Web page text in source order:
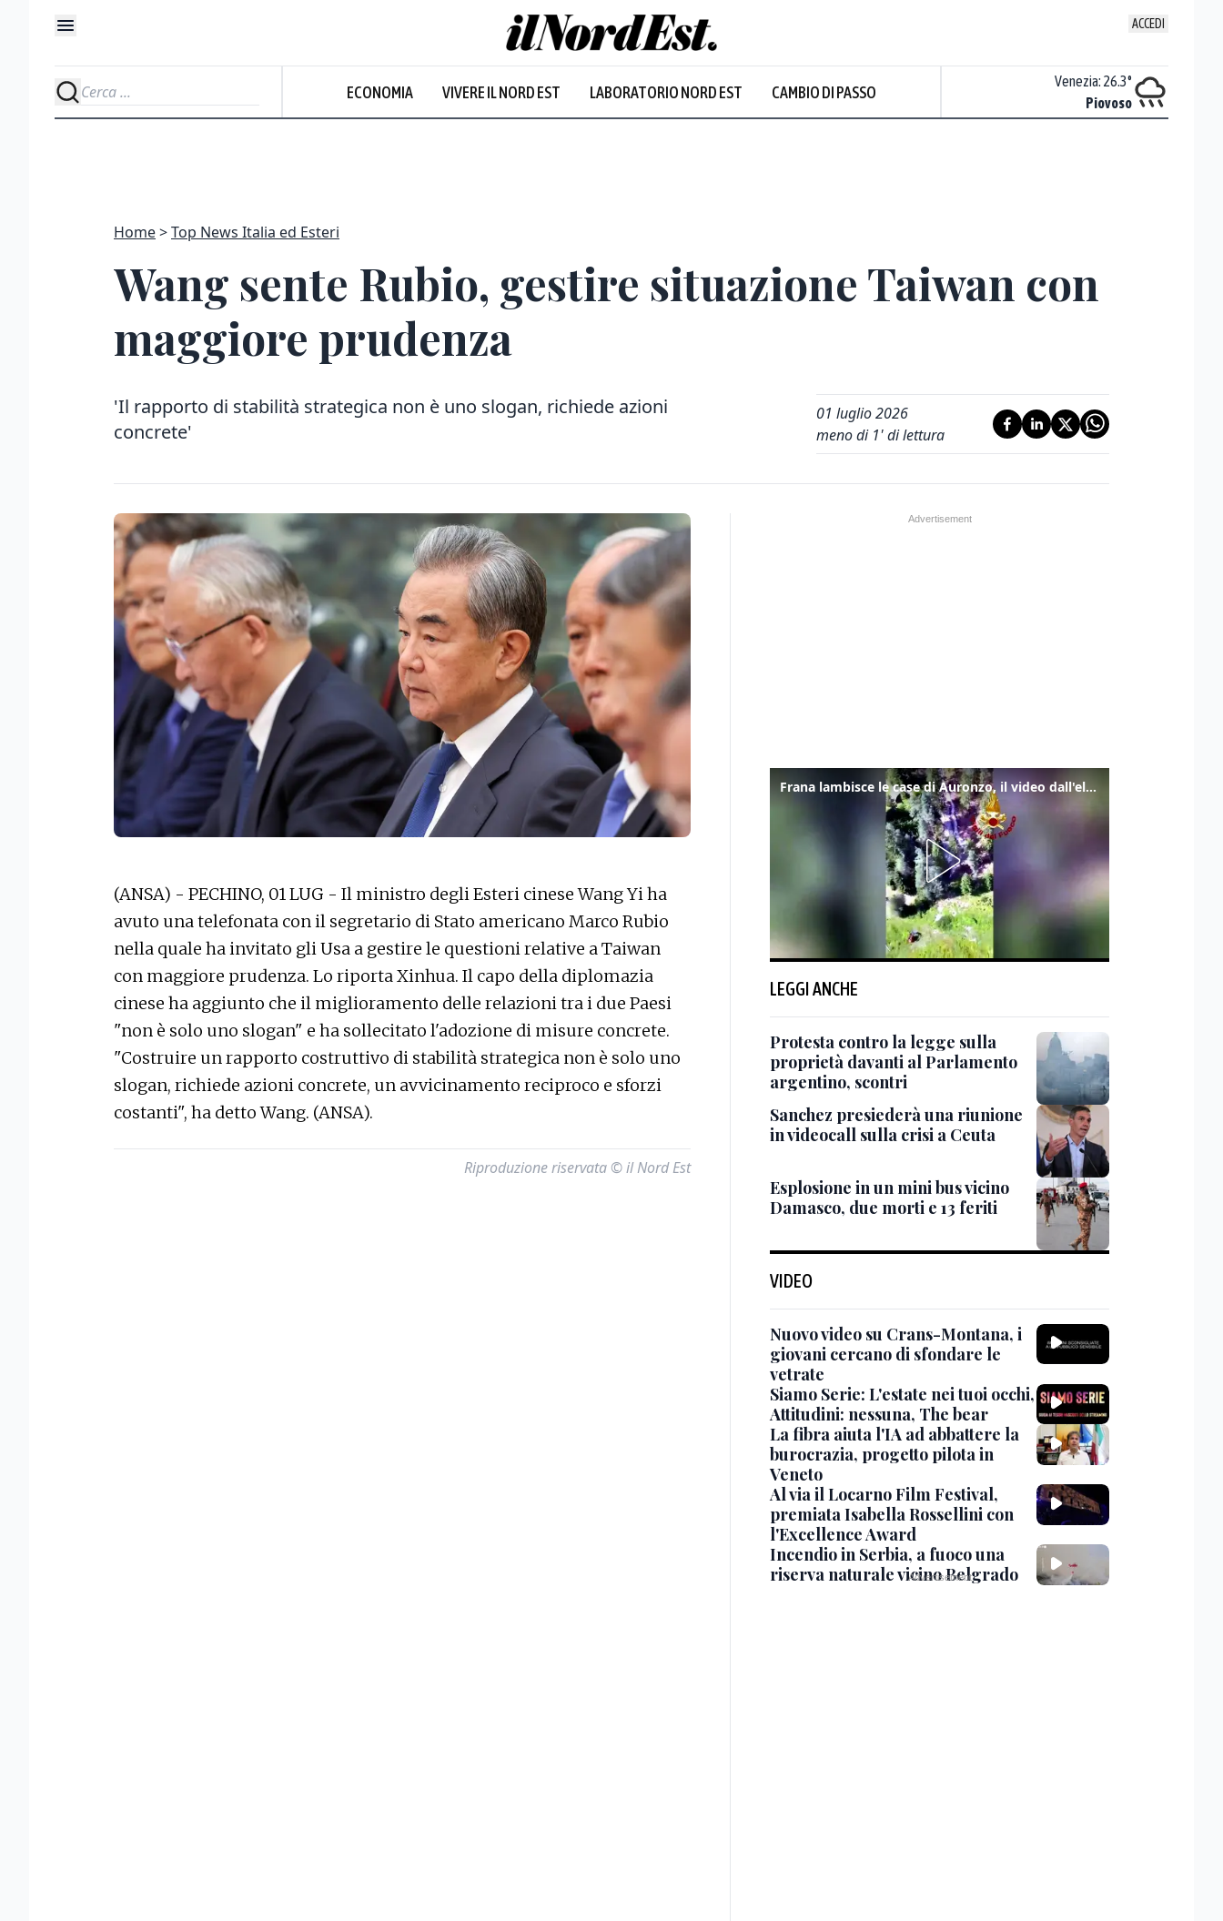
ACCEDI
ECONOMIA VIVERE IL NORD EST LABORATORIO NORD EST CAMBIO DI PASSO
Nuvoloso
Venezia: 26.3°
Piovoso
Home Top News Italia ed Esteri
Wang sente Rubio, gestire situazione Taiwan con
maggiore prudenza
'Il rapporto di stabilità strategica non è uno slogan, richiede azioni
concrete'
01 luglio 2026
meno di 1' di lettura
(ANSA) - PECHINO, 01 LUG - Il ministro degli Esteri cinese Wang Yi ha
avuto una telefonata con il segretario di Stato americano Marco Rubio
nella quale ha invitato gli Usa a gestire le questioni relative a Taiwan
con maggiore prudenza. Lo riporta Xinhua. Il capo della diplomazia
cinese ha aggiunto che il miglioramento delle relazioni tra i due Paesi
"non è solo uno slogan" e ha sollecitato l'adozione di misure concrete.
"Costruire un rapporto costruttivo di stabilità strategica non è solo uno
slogan, richiede azioni concrete, un avvicinamento reciproco e sforzi
costanti", ha detto Wang. (ANSA).
Riproduzione riservata © il Nord Est
Frana lambisce le case di Auronzo, il video dall'elicottero dei vigili del fuoco
LEGGI ANCHE
Protesta contro la legge sulla
proprietà davanti al Parlamento
argentino, scontri
Sanchez presiederà una riunione
in videocall sulla crisi a Ceuta
Esplosione in un mini bus vicino
Damasco, due morti e 13 feriti
VIDEO
Nuovo video su Crans-Montana, i
giovani cercano di sfondare le
vetrate
Siamo Serie: L'estate nei tuoi occhi,
Attitudini: nessuna, The bear
La fibra aiuta l'IA ad abbattere la
burocrazia, progetto pilota in
Veneto
Al via il Locarno Film Festival,
premiata Isabella Rossellini con
l'Excellence Award
Incendio in Serbia, a fuoco una
riserva naturale vicino Belgrado